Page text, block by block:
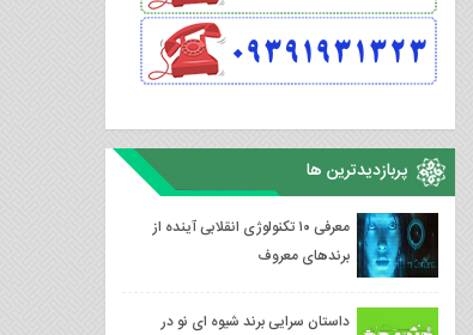
پربازدیدترین ها
معرفی ۱۰ تکنولوژی انقلابی آینده از
برندهای معروف
داستان سرایی برند شیوه ای نو در